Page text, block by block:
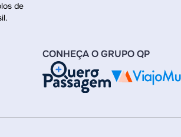
de
CONHEÇA O GRUPO QP